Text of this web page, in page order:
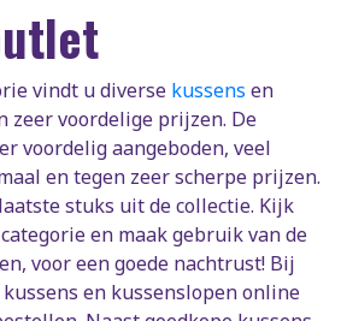
vindt u diverse kussens en
zeer voordelige prijzen. De
voordelig aangeboden, veel
en tegen zeer scherpe prijzen.
stuks uit de collectie. Kijk
en maak gebruik van de
voor een goede nachtrust! Bij
en kussenslopen online